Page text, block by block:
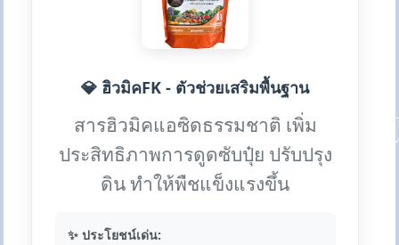
💎 ฮิวมิคFK - ตัวช่วยเสริมพื้นฐาน
สารฮิวมิคแอซิดธรรมชาติ เพิ่ม
ประสิทธิภาพการดูดซับปุ๋ย ปรับปรุง
ดิน ทำให้พืชแข็งแรงขึ้น
✨ ประโยชน์เด่น: